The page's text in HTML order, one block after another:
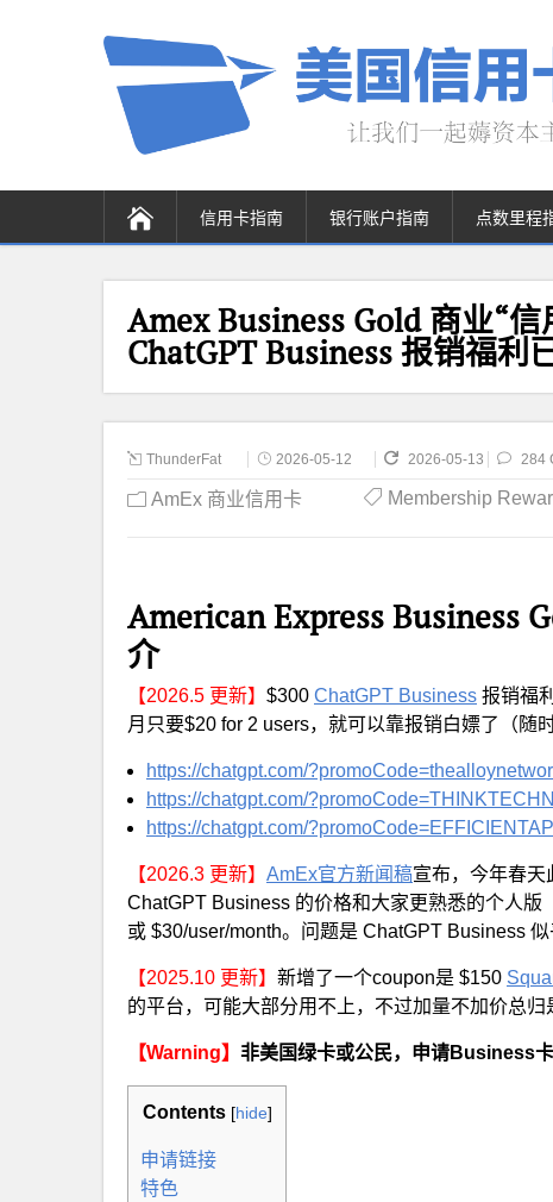
信用卡指南 银行账户指南 点数里程
Amex Business Gold 商业“
ChatGPT Business 报销福利
ThunderFat 2026-05-12 2026-05-13 284
AmEx 商业信用卡 Membership
American Express Business
介
【2026.5 更新】 $300 ChatGPT Business 报销福
月只要$20 for 2 users，就可以靠报销白嫖了（随
https://chatgpt.com/
https://chatgpt.com/
https://chatgpt.com/
【2026.3 更新】 AmEx官方新闻稿宣布，今年春天
ChatGPT Business 的价格和大家更熟悉的个人
或 $30/user/month。问题是 ChatGPT Business
【2025.10 更新】 新增了一个coupon是 $150
的平台，可能大部分用不上，不过加量不加价总归
【Warning】 非美国绿卡或公民，申请Business
Contents [hide]
申请链接
特色